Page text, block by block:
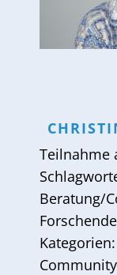
Teilnahme
Beratung/
Kategorien: